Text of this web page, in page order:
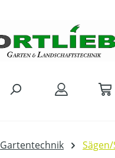
Gartentechnik